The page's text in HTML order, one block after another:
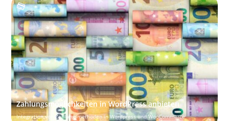
Zahlungsmöglichkeiten in WordPress anbieten
Integration von Zahlungsmethoden in Wordpress und WooCommerce